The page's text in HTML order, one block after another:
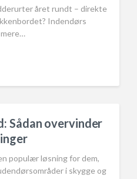
året rundt – direkte
Indendørs
Sådan overvinder
populær løsning for dem,
i skygge og